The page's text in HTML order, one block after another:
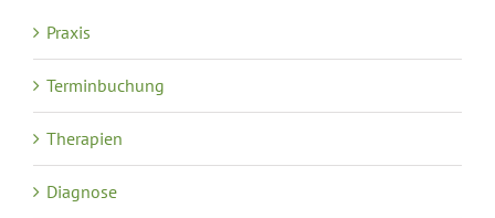
Praxis
Terminbuchung
Therapien
Diagnose